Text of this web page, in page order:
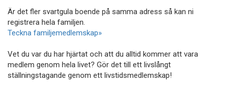
Är det fler svartgula boende på samma adress så kan ni
registrera hela familjen.
Teckna familjemedlemskap»
Vet du var du har hjärtat och att du alltid kommer att vara
medlem genom hela livet? Gör det till ett livslångt
ställningstagande genom ett livstidsmedlemskap!